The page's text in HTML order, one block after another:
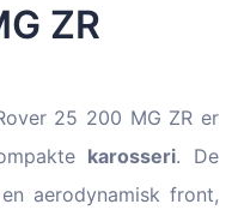
ZR
25 200 MG ZR er
karosseri. De
aerodynamisk front,